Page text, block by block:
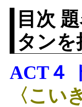
目次
タン
ACT４
〈こい